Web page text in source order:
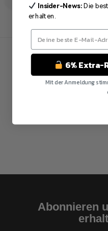
Abonnieren
Insider-News:Die
erhalten.
6%
Mit der Anmeldung